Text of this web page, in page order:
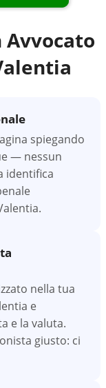
Avvocato
spiegando
— nessun
identifica
nella tua
e
e la valuta.
giusto: ci